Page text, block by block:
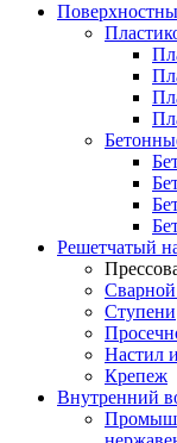
Решетчатый
Ступени
Настил
Крепеж
Внутренний